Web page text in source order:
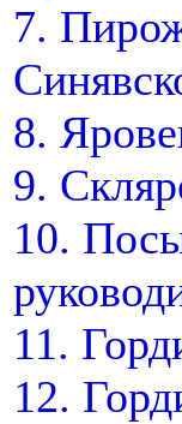
7.
8.
9.
10.
11.
12.